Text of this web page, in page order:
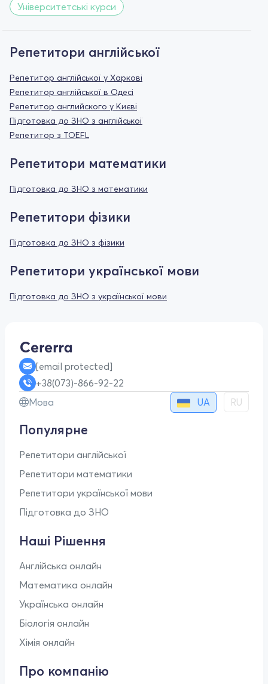
Університетські курси
Репетитори англійської
Репетитор англійської у Харкові
Репетитор англійської в Одесі
Репетитор английского у Києві
Підготовка до ЗНО з англійської
Репетитор з TOEFL
Репетитори математики
Підготовка до ЗНО з математики
Репетитори фізики
Підготовка до ЗНО з фізики
Репетитори української мови
Підготовка до ЗНО з української мови
[email protected]
+38(073)-866-92-22
Мова
UA RU
Популярне
Репетитори англійської
Репетитори математики
Репетитори української мови
Підготовка до ЗНО
Наші Рішення
Англійська онлайн
Математика онлайн
Українська онлайн
Біологія онлайн
Хімія онлайн
Про компанію